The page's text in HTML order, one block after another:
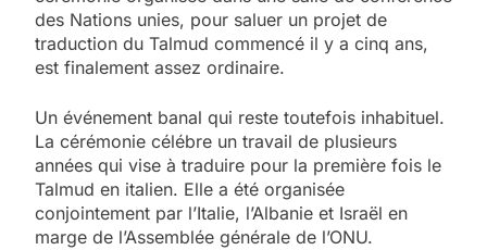
des Nations unies, pour saluer un projet de
traduction du Talmud commencé il y a cinq ans,
est finalement assez ordinaire.
Un événement banal qui reste toutefois inhabituel.
La cérémonie célébre un travail de plusieurs
années qui vise à traduire pour la première fois le
Talmud en italien. Elle a été organisée
conjointement par l’Italie, l’Albanie et Israël en
marge de l’Assemblée générale de l’ONU.